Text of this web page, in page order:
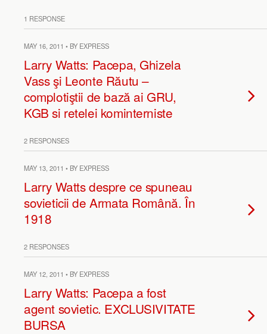
1 RESPONSE
MAY 16, 2011 • BY EXPRESS
Larry Watts: Pacepa, Ghizela
Vass şi Leonte Răutu –
complotiştii de bază ai GRU,
KGB si retelei kominterniste
2 RESPONSES
MAY 13, 2011 • BY EXPRESS
Larry Watts despre ce spuneau
sovieticii de Armata Română. În
1918
2 RESPONSES
MAY 12, 2011 • BY EXPRESS
Larry Watts: Pacepa a fost
agent sovietic. EXCLUSIVITATE
BURSA